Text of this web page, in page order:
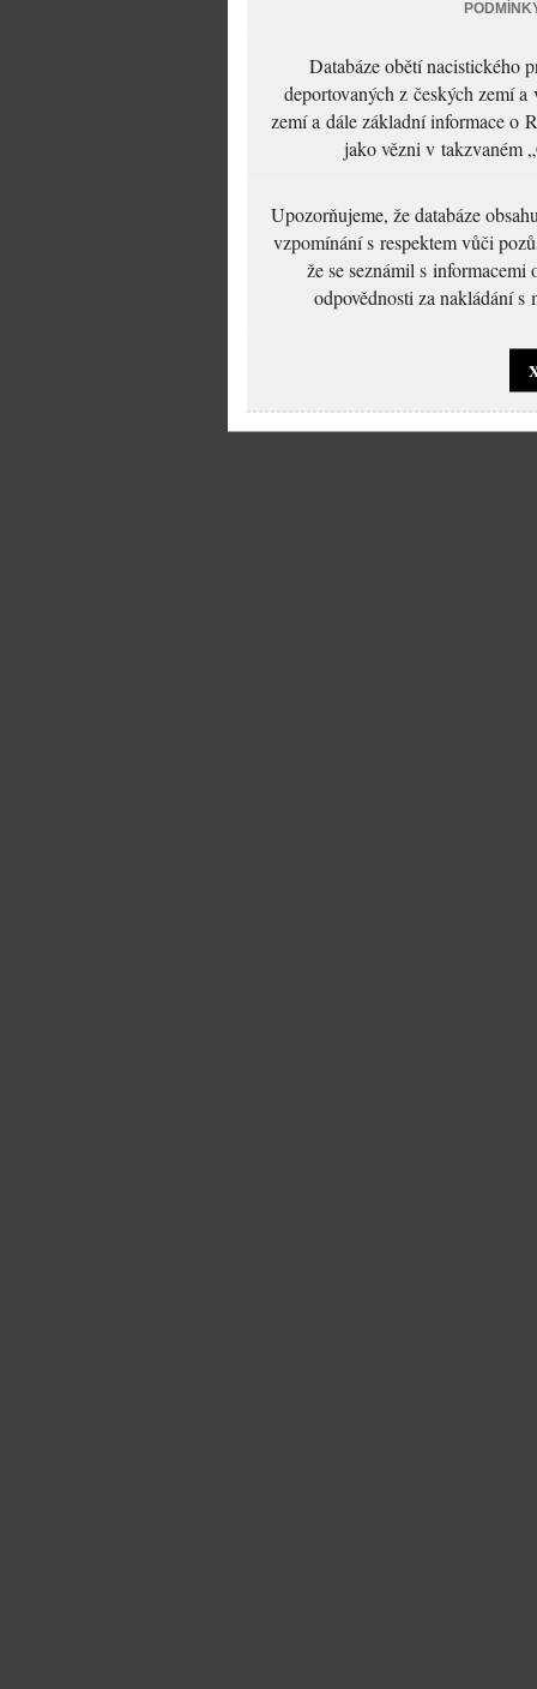
Databáze obětí nacistického
deportovaných z českých zemí
zemí a dále základní informace o
jako vězni v takzvaném
Upozorňujeme, že databáze
vzpomínání s respektem vůči
že se seznámil s
odpovědnosti za nakládání